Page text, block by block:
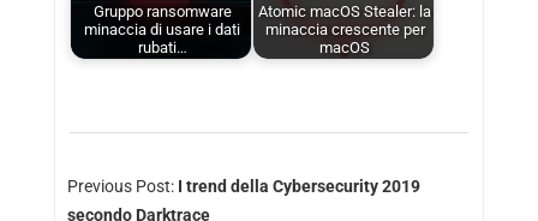
Gruppo ransomware
minaccia di usare i dati
rubati…
Atomic macOS Stealer: la
minaccia crescente per
macOS
Previous Post: I trend della Cybersecurity 2019
secondo Darktrace